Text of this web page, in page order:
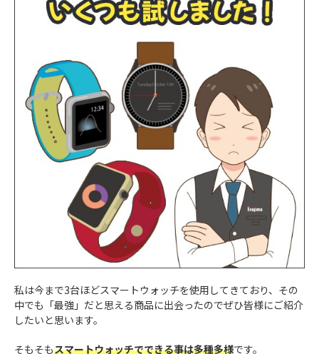
私は今まで3台ほどスマートウォッチを使用してきており、その
中でも「最強」だと思える商品に出会ったのでぜひ皆様にご紹介
したいと思います。
そもそもスマートウォッチでできる事は多種多様です。